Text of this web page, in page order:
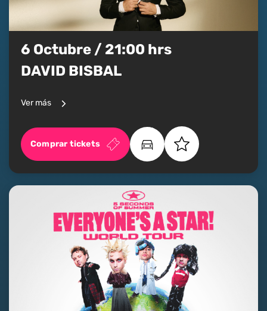
6 Octubre / 21:00 hrs
DAVID BISBAL
Ver más
Comprar tickets